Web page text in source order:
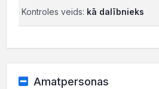
Kontroles veids: kā dalībnieks
Amatpersonas